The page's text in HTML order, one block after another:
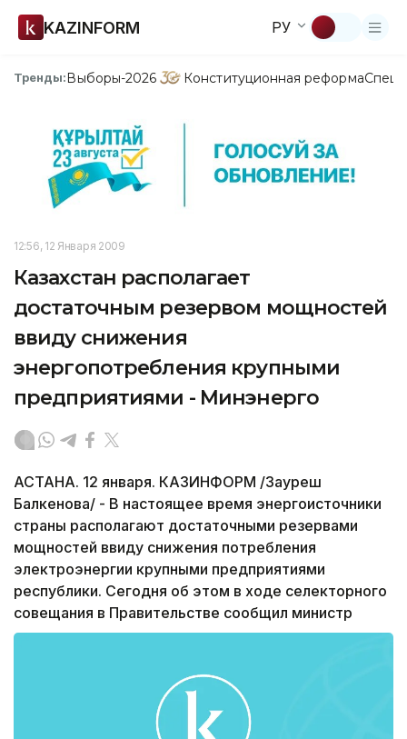
KAZINFORM РУ
Тренды:Выборы-2026 Конституционная реформа
12:56, 12 Января 2009
Казахстан располагает
достаточным резервом мощностей
ввиду снижения
энергопотребления крупными
предприятиями - Минэнерго
АСТАНА. 12 января. КАЗИНФОРМ /Зауреш
Балкенова/ - В настоящее время энергоисточники
страны располагают достаточными резервами
мощностей ввиду снижения потребления
электроэнергии крупными предприятиями
республики. Сегодня об этом в ходе селекторного
совещания в Правительстве сообщил министр